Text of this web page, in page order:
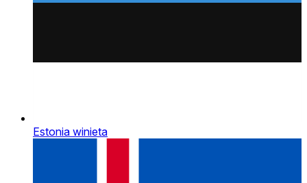
Estonia winieta